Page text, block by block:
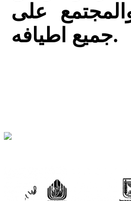
على
جميع اطيافه.